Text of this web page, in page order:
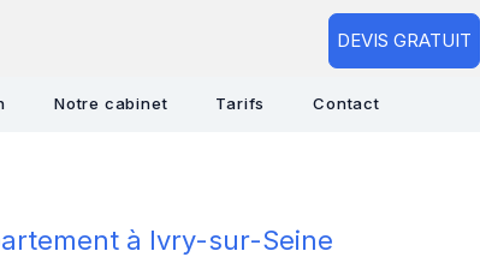
DEVIS GRATUIT
Notre cabinet Tarifs Contact
à Ivry-sur-Seine